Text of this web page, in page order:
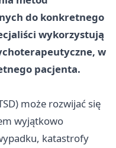
do konkretnego
wykorzystują
w
pacjenta.
może rozwijać się
wyjątkowo
katastrofy